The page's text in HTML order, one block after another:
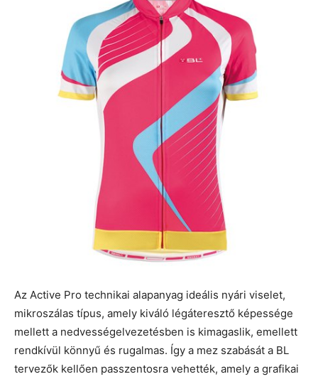
Az Active Pro technikai alapanyag ideális nyári viselet,
mikroszálas típus, amely kiváló légáteresztő képessége
mellett a nedvességelvezetésben is kimagaslik, emellett
rendkívül könnyű és rugalmas. Így a mez szabását a BL
tervezők kellően passzentosra vehették, amely a grafikai